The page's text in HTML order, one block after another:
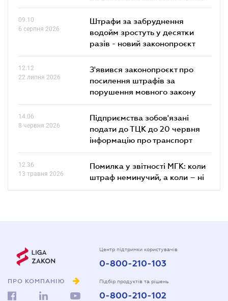
09.10
6 серпня 2026
Штрафи за забруднення
водойм зростуть у десятки
разів - новий законопроєкт
12.12
22 липня 2026
З'явився законопроєкт про
посилення штрафів за
порушення мовного закону
14.06
8 червня 2026
Підприємства зобов'язані
подати до ТЦК до 20 червня
інформацію про транспорт
12.36
13 травня 2026
Помилка у звітності МГК: коли
штраф неминучий, а коли – ні
ПРО КОМПАНІЮ
Центр підтримки користувачів
0-800-210-103
Підбір продуктів та рішень
0-800-210-102